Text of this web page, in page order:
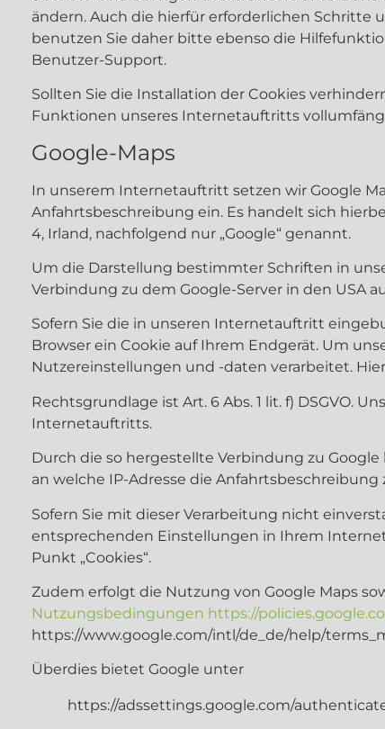
ändern. Auch die hierfür erforderlichen Schritte
benutzen Sie daher bitte ebenso die
Benutzer-Support.
Sollten Sie die Installation der Cookies
Funktionen unseres Internetauftritts
Google-Maps
In unserem Internetauftritt setzen wir Google
Anfahrtsbeschreibung ein. Es handelt sich
4, Irland, nachfolgend nur „Google“ genannt.
Um die Darstellung bestimmter Schriften in
Verbindung zu dem Google-Server in den USA
Sofern Sie die in unseren Internetauftritt
Browser ein Cookie auf Ihrem Endgerät. Um
Nutzereinstellungen und -daten verarbeitet.
Rechtsgrundlage ist Art. 6 Abs. 1 lit. f) DSGVO.
Internetauftritts.
Durch die so hergestellte Verbindung zu
an welche IP-Adresse die
Sofern Sie mit dieser Verarbeitung nicht
entsprechenden Einstellungen in Ihrem
Punkt „Cookies“.
Zudem erfolgt die Nutzung von Google Maps
Nutzungsbedingungen https://
https://www.google.com/intl/de_de/help/
Überdies bietet Google unter
https://adssettings.google.com/